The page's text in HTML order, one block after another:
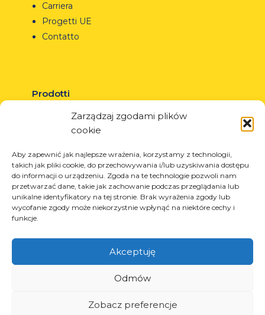
Zarządzaj zgodami plików
cookie
Aby zapewnić jak najlepsze wrażenia, korzystamy z technologii,
takich jak pliki cookie, do przechowywania i/lub uzyskiwania dostępu
do informacji o urządzeniu. Zgoda na te technologie pozwoli nam
przetwarzać dane, takie jak zachowanie podczas przeglądania lub
unikalne identyfikatory na tej stronie. Brak wyrażenia zgody lub
wycofanie zgody może niekorzystnie wpłynąć na niektóre cechy i
funkcje.
Akceptuję
Odmów
Zobacz preferencje
Carriera
Progetti UE
Contatto
Prodotti
Soluzioni per l’industria dei pneumatici
Soluzioni per l’industria petrolifera e del gas
Soluzioni per l’industria automobilistica
Servizi
Taglio laser
Verniciatura a polvere